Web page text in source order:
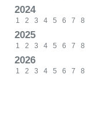
2024
1 2 3 4 5 6 7 8
2025
1 2 3 4 5 6 7 8
2026
1 2 3 4 5 6 7 8